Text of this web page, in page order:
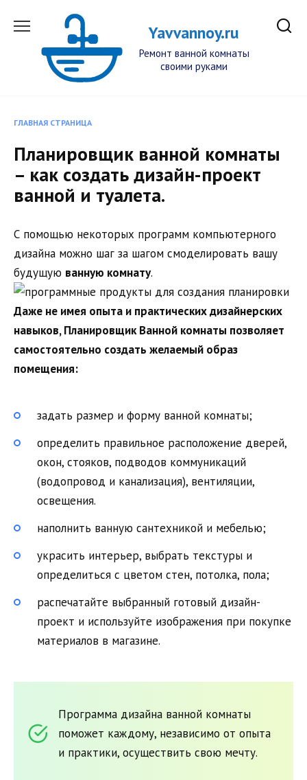
Yavvannoy.ru
Ремонт ванной комнаты
своими руками
ГЛАВНАЯ СТРАНИЦА
Планировщик ванной комнаты
– как создать дизайн-проект
ванной и туалета.
С помощью некоторых программ компьютерного
дизайна можно шаг за шагом смоделировать вашу
будущую ванную комнату.
Даже не имея опыта и практических дизайнерских
навыков, Планировщик Ванной комнаты позволяет
самостоятельно создать желаемый образ
помещения:
задать размер и форму ванной комнаты;
определить правильное расположение дверей,
окон, стояков, подводов коммуникаций
(водопровод и канализация), вентиляции,
освещения.
наполнить ванную сантехникой и мебелью;
украсить интерьер, выбрать текстуры и
определиться с цветом стен, потолка, пола;
распечатайте выбранный готовый дизайн-
проект и используйте изображения при покупке
материалов в магазине.
Программа дизайна ванной комнаты
поможет каждому, независимо от опыта
и практики, осуществить свою мечту.